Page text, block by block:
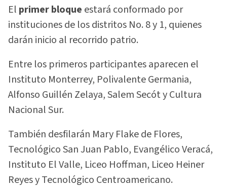
El primer bloque estará conformado por
instituciones de los distritos No. 8 y 1, quienes
darán inicio al recorrido patrio.
Entre los primeros participantes aparecen el
Instituto Monterrey, Polivalente Germania,
Alfonso Guillén Zelaya, Salem Secót y Cultura
Nacional Sur.
También desfilarán Mary Flake de Flores,
Tecnológico San Juan Pablo, Evangélico Veracá,
Instituto El Valle, Liceo Hoffman, Liceo Heiner
Reyes y Tecnológico Centroamericano.